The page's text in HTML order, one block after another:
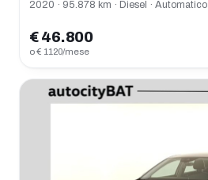
2020 · 95.878 km · Diesel · Automatico
€ 46.800
o € 1120/mese